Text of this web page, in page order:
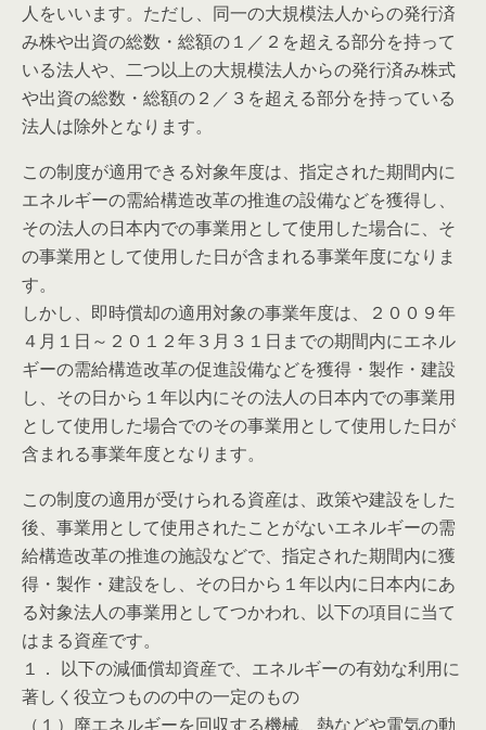
人をいいます。ただし、同一の大規模法人からの発行済
み株や出資の総数・総額の１／２を超える部分を持って
いる法人や、二つ以上の大規模法人からの発行済み株式
や出資の総数・総額の２／３を超える部分を持っている
法人は除外となります。
この制度が適用できる対象年度は、指定された期間内に
エネルギーの需給構造改革の推進の設備などを獲得し、
その法人の日本内での事業用として使用した場合に、そ
の事業用として使用した日が含まれる事業年度になりま
す。
しかし、即時償却の適用対象の事業年度は、２００９年
４月１日～２０１２年３月３１日までの期間内にエネル
ギーの需給構造改革の促進設備などを獲得・製作・建設
し、その日から１年以内にその法人の日本内での事業用
として使用した場合でのその事業用として使用した日が
含まれる事業年度となります。
この制度の適用が受けられる資産は、政策や建設をした
後、事業用として使用されたことがないエネルギーの需
給構造改革の推進の施設などで、指定された期間内に獲
得・製作・建設をし、その日から１年以内に日本内にあ
る対象法人の事業用としてつかわれ、以下の項目に当て
はまる資産です。
１． 以下の減価償却資産で、エネルギーの有効な利用に
著しく役立つものの中の一定のもの
（１）廃エネルギーを回収する機械、熱などや電気の動